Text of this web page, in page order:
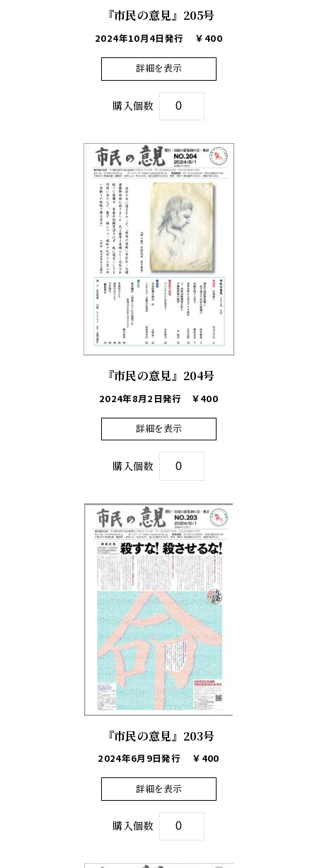
『市民の意見』205号
2024年10月4日発行 ￥400
詳細を表示
購入個数
『市民の意見』204号
2024年8月2日発行 ￥400
詳細を表示
購入個数
『市民の意見』203号
2024年6月9日発行 ￥400
詳細を表示
購入個数